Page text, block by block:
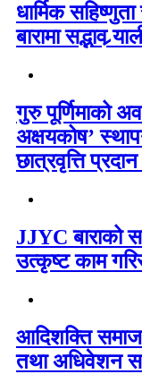
धार्मिक
बारामा सद्भाव
गुरु पूर्णिमाको
अक्षयकोष’
छात्रवृत्ति
JJYC बाराको
उत्कृष्ट काम
आदिशक्ति समाज
तथा अधिवेशन